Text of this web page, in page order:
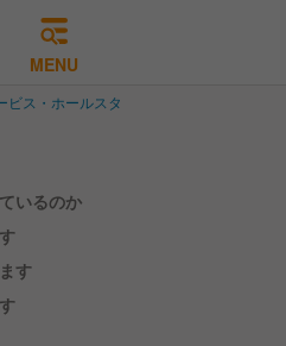
MENU
ス・ホールスタッフ
いるのか
す